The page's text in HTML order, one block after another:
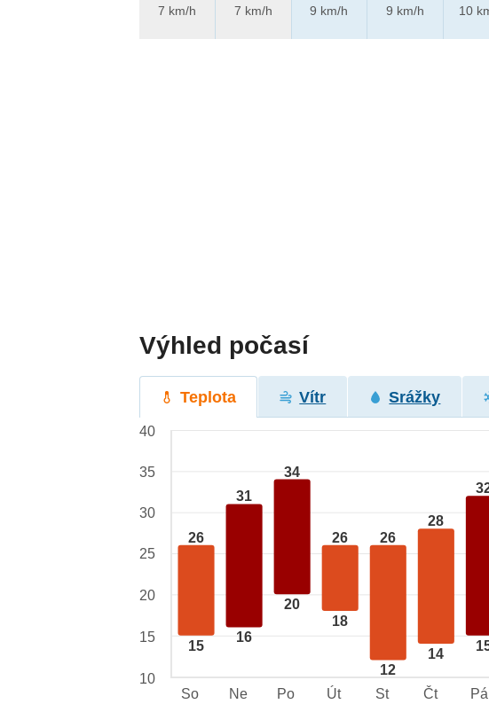
7 km/h
7 km/h
9 km/h
9 km/h
10
Výhled počasí
Teplota Vítr Srážky
26
15
31
16
34
20
26
18
26
12
28
14
40
35
30
25
20
15
10
So
Ne Po Út St Čt Pá